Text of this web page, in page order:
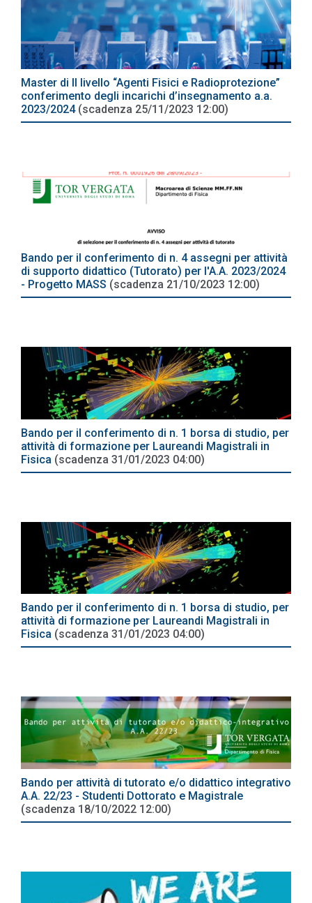
Master di II livello “Agenti Fisici e Radioprotezione”
conferimento degli incarichi d’insegnamento a.a.
2023/2024(scadenza 25/11/2023 12:00)
Bando per il conferimento di n. 4 assegni per attività
di supporto didattico (Tutorato) per l'A.A. 2023/2024
- Progetto MASS (scadenza 21/10/2023 12:00)
Bando per il conferimento di n. 1 borsa di studio, per
attività di formazione per Laureandi Magistrali in
Fisica (scadenza 31/01/2023 04:00)
Bando per il conferimento di n. 1 borsa di studio, per
attività di formazione per Laureandi Magistrali in
Fisica (scadenza 31/01/2023 04:00)
Bando per attività di tutorato e/o didattico integrativo
A.A. 22/23 - Studenti Dottorato e Magistrale
(scadenza 18/10/2022 12:00)